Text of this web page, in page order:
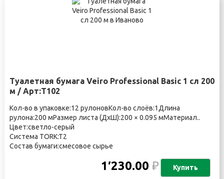
Туалетная бумага Veiro Professional Basic 1 сл 200
м / Арт:Т102
Кол-во в упаковке:12 рулоновКол-во слоёв:1Длина
рулона:200 мРазмер листа (ДхШ):200 × 0.095 мМатериал..
Цвет:светло-серый
Система TORK:T2
Состав бумаги:смесовое сырье
1′230.00₽ Купить